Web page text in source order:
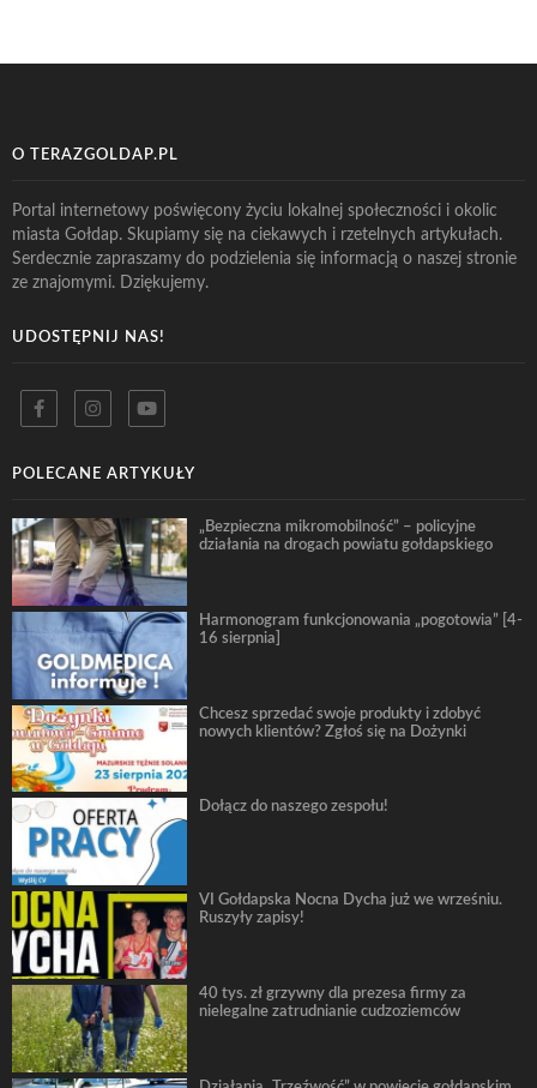
O TERAZGOLDAP.PL
Portal internetowy poświęcony życiu lokalnej społeczności i okolic
miasta Gołdap. Skupiamy się na ciekawych i rzetelnych artykułach.
Serdecznie zapraszamy do podzielenia się informacją o naszej stronie
ze znajomymi. Dziękujemy.
UDOSTĘPNIJ NAS!
POLECANE ARTYKUŁY
„Bezpieczna mikromobilność” – policyjne
działania na drogach powiatu gołdapskiego
Harmonogram funkcjonowania „pogotowia” [4-
16 sierpnia]
Chcesz sprzedać swoje produkty i zdobyć
nowych klientów? Zgłoś się na Dożynki
Dołącz do naszego zespołu!
VI Gołdapska Nocna Dycha już we wrześniu.
Ruszyły zapisy!
40 tys. zł grzywny dla prezesa firmy za
nielegalne zatrudnianie cudzoziemców